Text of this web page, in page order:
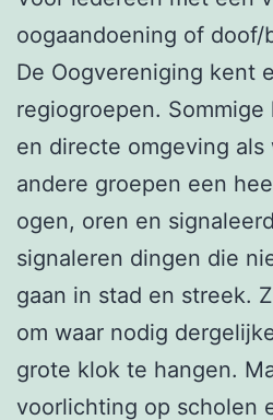
oogaandoening of doof/
De Oogvereniging kent
regiogroepen.
en directe omgeving als
andere groepen een
ogen, oren en
signaleren dingen die
gaan in stad en streek.
om waar nodig
grote klok te hangen.
voorlichting op scholen